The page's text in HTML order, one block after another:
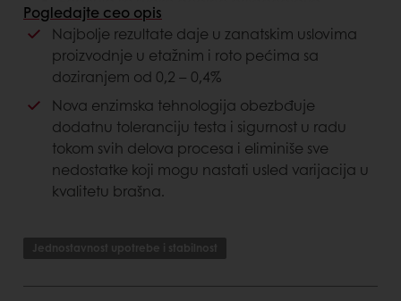
kvalitetu žetve
Bolji specifičan volumen gotovog proizvoda u
odnosu na poboljšivače istog ranga
Prednosti za potrošača
Bolji izgled i svežina proizvoda
Pogledajte ceo opis
Najbolje rezultate daje u zanatskim uslovima
proizvodnje u etažnim i roto pećima sa
doziranjem od 0,2 – 0,4%
Nova enzimska tehnologija obezbđuje
dodatnu toleranciju testa i sigurnost u radu
tokom svih delova procesa i eliminiše sve
nedostatke koji mogu nastati usled varijacija u
kvalitetu brašna.
Jednostavnost upotrebe i stabilnost